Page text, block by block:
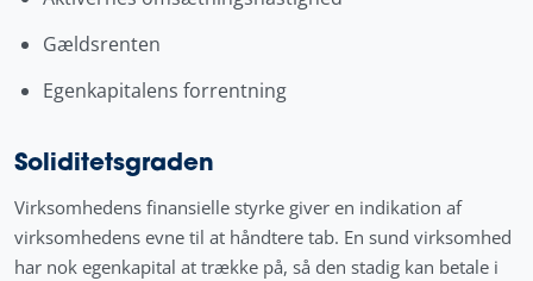
Gældsrenten
Egenkapitalens forrentning
Soliditetsgraden
Virksomhedens finansielle styrke giver en indikation af
virksomhedens evne til at håndtere tab. En sund virksomhed
har nok egenkapital at trække på, så den stadig kan betale i